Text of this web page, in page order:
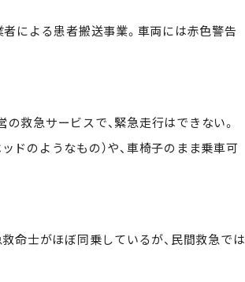
による患者搬送事業。車両には赤色警告
救急サービスで、緊急走行はできない。
ドのようなもの）や、車椅子のまま乗車可
命士がほぼ同乗しているが、民間救急では